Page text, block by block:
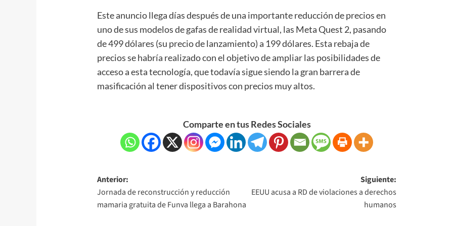
Este anuncio llega días después de una importante reducción de precios en
uno de sus modelos de gafas de realidad virtual, las Meta Quest 2, pasando
de 499 dólares (su precio de lanzamiento) a 199 dólares. Esta rebaja de
precios se habría realizado con el objetivo de ampliar las posibilidades de
acceso a esta tecnología, que todavía sigue siendo la gran barrera de
masificación al tener dispositivos con precios muy altos.
Comparte en tus Redes Sociales
Anterior:
Jornada de reconstrucción y reducción
mamaria gratuita de Funva llega a Barahona
Siguiente:
EEUU acusa a RD de violaciones a derechos
humanos